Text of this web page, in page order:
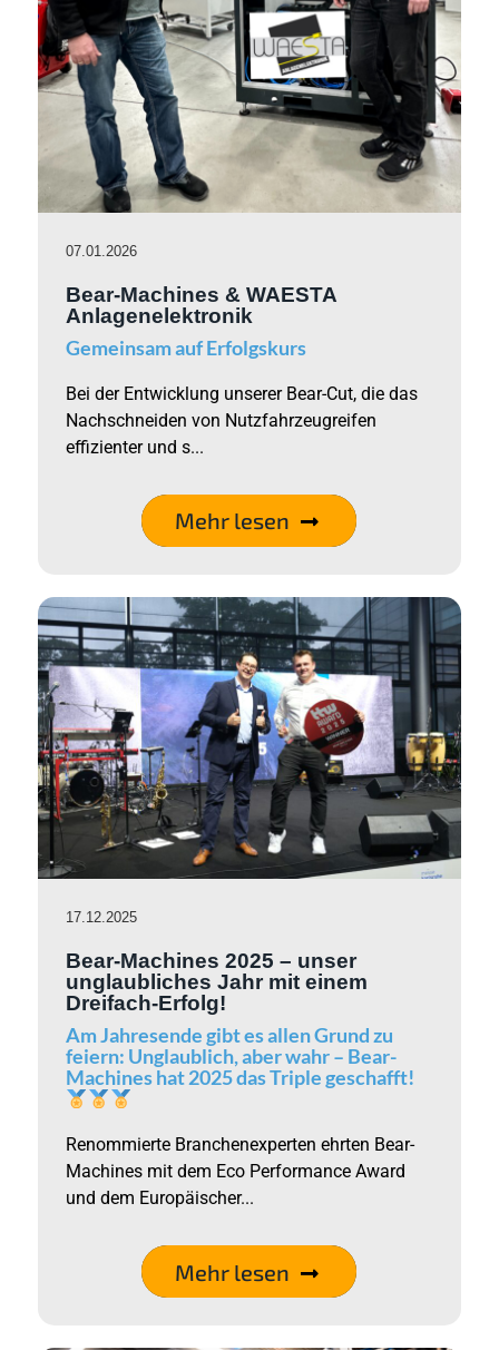
07.01.2026
Bear-Machines & WAESTA
Anlagenelektronik
Gemeinsam auf Erfolgskurs
Bei der Entwicklung unserer Bear-Cut, die das
Nachschneiden von Nutzfahrzeugreifen
effizienter und s...
Mehr lesen
17.12.2025
Bear-Machines 2025 – unser
unglaubliches Jahr mit einem
Dreifach-Erfolg!
Am Jahresende gibt es allen Grund zu
feiern: Unglaublich, aber wahr – Bear-
Machines hat 2025 das Triple geschafft!
Renommierte Branchenexperten ehrten Bear-
Machines mit dem Eco Performance Award
und dem Europäischer...
Mehr lesen